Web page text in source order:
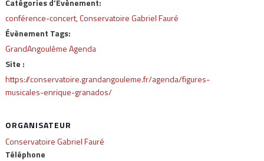
conférence-concert,Conservatoire Gabriel Fauré
Évènement Tags:
GrandAngoulême Agenda
Site :
https://conservatoire.grandangouleme.fr/agenda/figures-
musicales-enrique-granados/
ORGANISATEUR
Conservatoire Gabriel Fauré
Téléphone